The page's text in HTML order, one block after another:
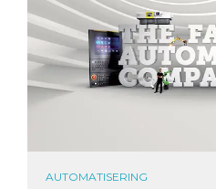
AUTOMATISERING